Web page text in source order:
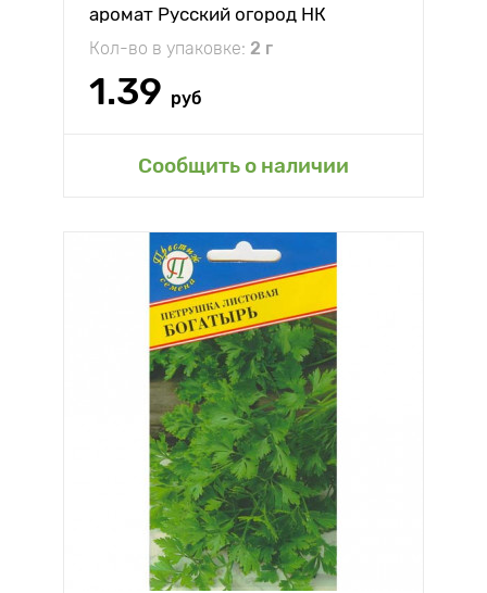
аромат Русский огород НК
Кол-во в упаковке: 2 г
1.39 руб
Сообщить о наличии